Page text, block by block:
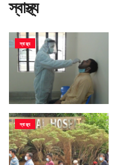
স্বাস্থ্য
স্বাস্থ্য
স্বাস্থ্য